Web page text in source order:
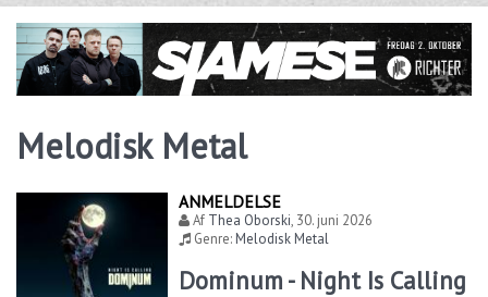
Melodisk Metal
ANMELDELSE
Af Thea Oborski, 30. juni 2026
Genre:Melodisk Metal
Dominum - Night Is Calling